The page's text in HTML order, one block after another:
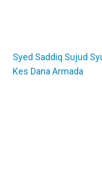
Syed Saddiq Sujud
Kes Dana Armada